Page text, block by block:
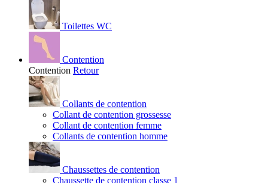
Toilettes WC
Contention
Contention Retour
Collants de contention
Collant de contention grossesse
Collant de contention femme
Collants de contention homme
Chaussettes de contention
Chaussette de contention classe 1